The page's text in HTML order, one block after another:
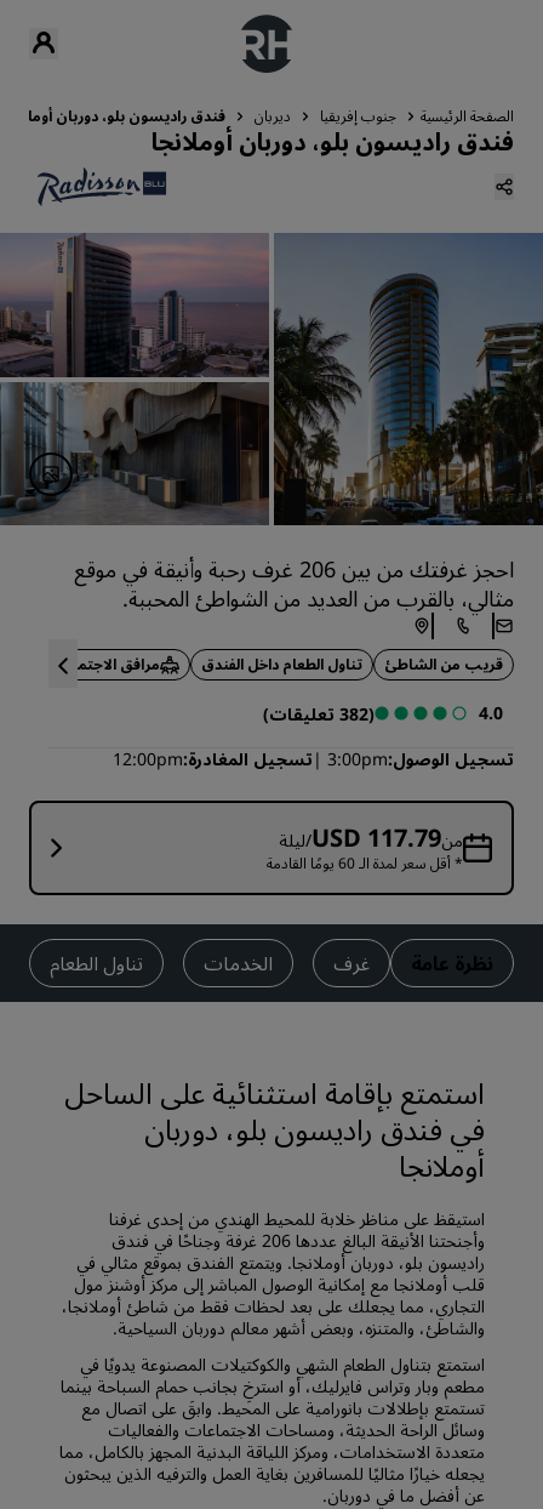
الصفحة الرئيسية جنوب إفريقيا ديربان فندق راديسون بلو، دوربان أوملانجا
فندق راديسون بلو، دوربان أوملانجا
احجز غرفتك من بين 206 غرف رحبة وأنيقة في موقع
مثالي، بالقرب من العديد من الشواطئ المحببة.
قريب من الشاطئ تناول الطعام داخل الفندق مرافق الاجتماعات
4.0
(382 تعليقات)
تسجيل الوصول 3:00pm تسجيل المغادرة 12:00pm
منUSD 117.79/ليلة
* أقل سعر لمدة الـ 60 يومًا القادمة
نظرة عامة غرف الخدمات تناول الطعام
استمتع بإقامة استثنائية على الساحل
في فندق راديسون بلو، دوربان
أوملانجا
استيقظ على مناظر خلابة للمحيط الهندي من إحدى غرفنا
وأجنحتنا الأنيقة البالغ عددها 206 غرفة وجناحًا في فندق
راديسون بلو، دوربان أوملانجا. ويتمتع الفندق بموقع مثالي في
قلب أوملانجا مع إمكانية الوصول المباشر إلى مركز أوشنز مول
التجاري، مما يجعلك على بعد لحظات فقط من شاطئ أوملانجا،
والشاطئ، والمتنزه، وبعض أشهر معالم دوربان السياحية.
استمتع بتناول الطعام الشهي والكوكتيلات المصنوعة يدويًا في
مطعم وبار وتراس فايرليك، أو استرخِ بجانب حمام السباحة بينما
تستمتع بإطلالات بانورامية على المحيط. وابقَ على اتصال مع
وسائل الراحة الحديثة، ومساحات الاجتماعات والفعاليات
متعددة الاستخدامات، ومركز اللياقة البدنية المجهز بالكامل، مما
يجعله خيارًا مثاليًا للمسافرين بغاية العمل والترفيه الذين يبحثون
عن أفضل ما في دوربان.